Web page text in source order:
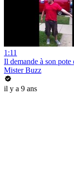
1:11
Il demande à son
Mister Buzz
il y a 9 ans